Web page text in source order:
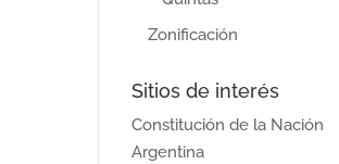
Zonificación
Sitios de interés
Constitución de la Nación
Argentina